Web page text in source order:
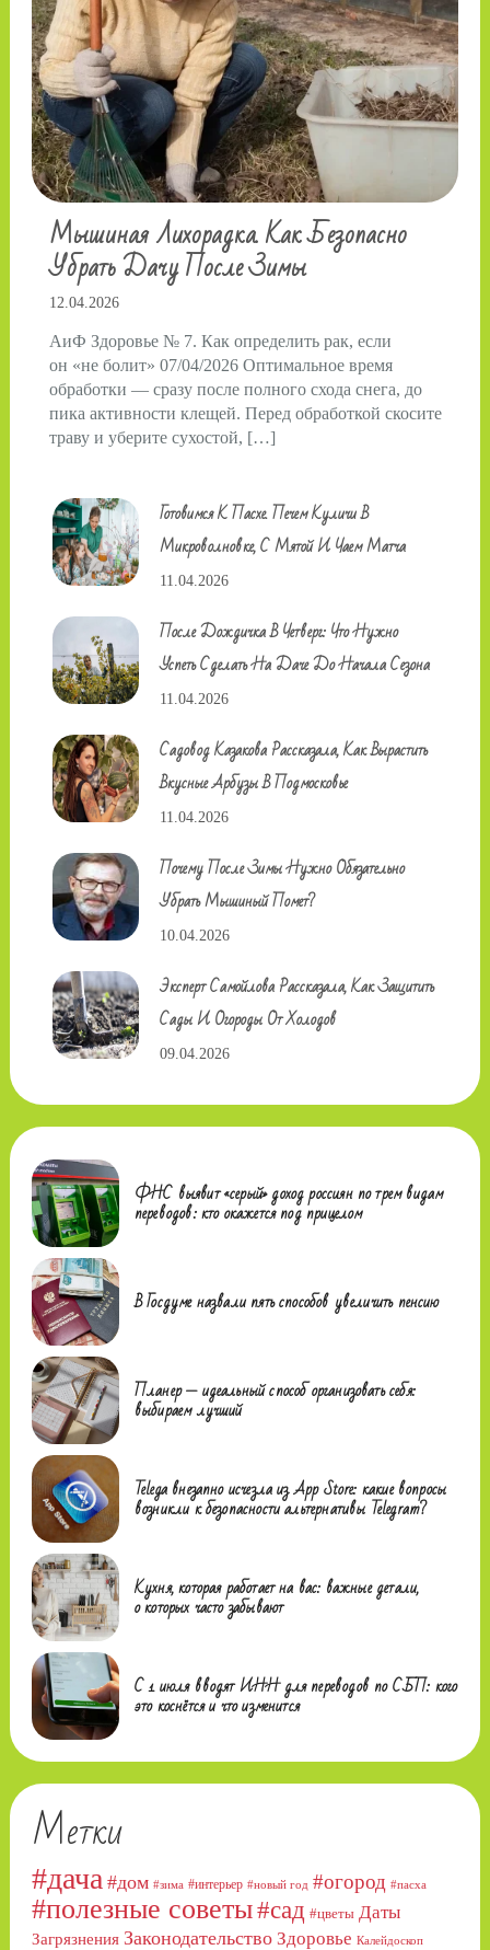
Мышиная Лихорадка. Как Безопасно
Убрать Дачу После Зимы
12.04.2026
АиФ Здоровье № 7. Как определить рак, если
он «не болит» 07/04/2026 Оптимальное время
обработки — сразу после полного схода снега, до
пика активности клещей. Перед обработкой скосите
траву и уберите сухостой, […]
Готовимся К Пасхе. Печем Куличи В
Микроволновке, С Мятой И Чаем Матча
11.04.2026
После Дождичка В Четверг: Что Нужно
Успеть Сделать На Даче До Начала Сезона
11.04.2026
Садовод Казакова Рассказала, Как Вырастить
Вкусные Арбузы В Подмосковье
11.04.2026
Почему После Зимы Нужно Обязательно
Убрать Мышиный Помет?
10.04.2026
Эксперт Самойлова Рассказала, Как Защитить
Сады И Огороды От Холодов
09.04.2026
ФНС выявит «серый» доход россиян по трем видам
переводов: кто окажется под прицелом
В Госдуме назвали пять способов увеличить пенсию
Планер — идеальный способ организовать себя:
выбираем лучший
Telega внезапно исчезла из App Store: какие вопросы
возникли к безопасности альтернативы Telegram?
Кухня, которая работает на вас: важные детали,
о которых часто забывают
С 1 июля вводят ИНН для переводов по СБП: кого
это коснётся и что изменится
Метки
#дача #дом #зима #интерьер #новый год #огород #пасха
#полезные советы#сад #цветы Даты
Загрязнения Законодательство Здоровье Калейдоскоп